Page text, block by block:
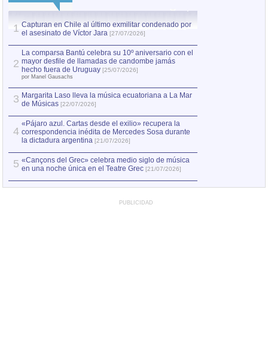
1 Capturan en Chile al último exmilitar condenado por
el asesinato de Víctor Jara [27/07/2026]
2
La comparsa Bantú celebra su 10º aniversario con el
mayor desfile de llamadas de candombe jamás
hecho fuera de Uruguay [25/07/2026]
por Manel Gausachs
3 Margarita Laso lleva la música ecuatoriana a La Mar
de Músicas [22/07/2026]
4
«Pájaro azul. Cartas desde el exilio» recupera la
correspondencia inédita de Mercedes Sosa durante
la dictadura argentina [21/07/2026]
5 «Cançons del Grec» celebra medio siglo de música
en una noche única en el Teatre Grec [21/07/2026]
PUBLICIDAD